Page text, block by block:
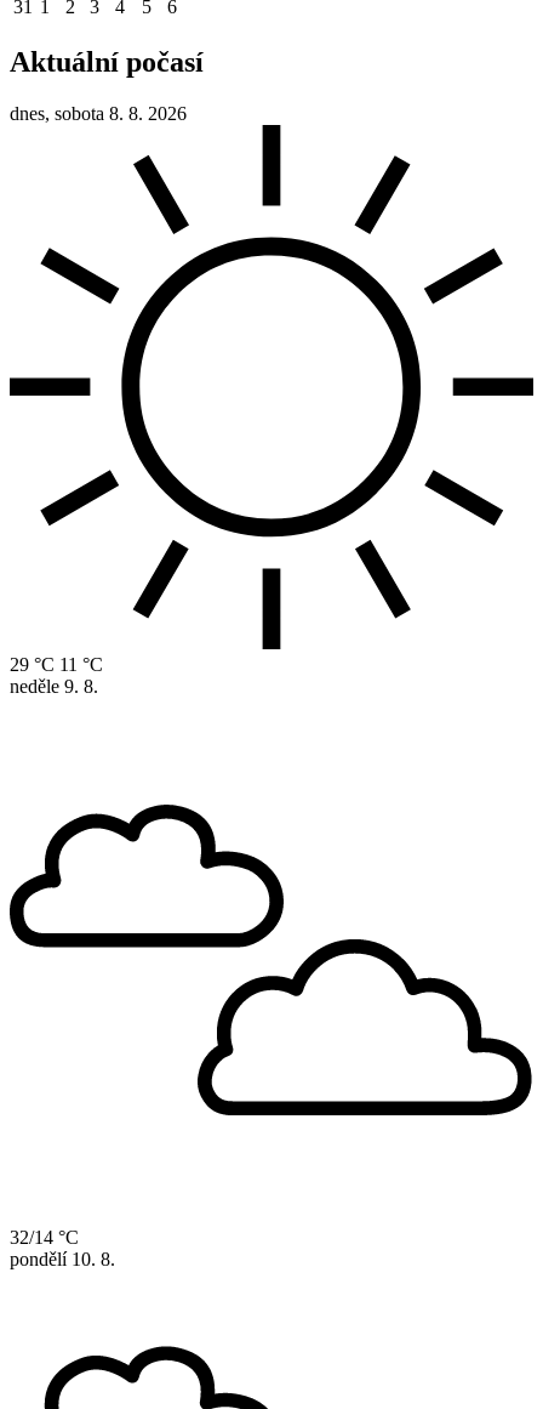
31 1 2 3 4 5 6
Aktuální počasí
dnes, sobota 8. 8. 2026
29 °C 11 °C
neděle 9. 8.
32/14 °C
pondělí 10. 8.